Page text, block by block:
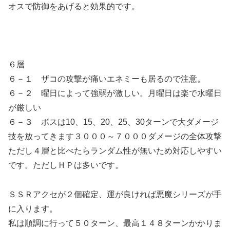
オスで防御をあげると効果的です。
６層
６－１ ザコの攻撃が痛いエネミーも居るので注意。
６－２ 曜日によって強弱が激しい。月曜日は楽で水曜日
が厳しい
６－３ ボスは10、15、20、25、30ターンで大ダメージ
技を放ってきます３０００～７０００ダメージの全体攻撃
ただし４層と比べたらランダム性が無いため対応しやすい
です。ただしＨＰは多いです。
ＳＳＲアクセが２個確定、運が良ければ悪魔シリーズが手
に入ります。
私は順調に行って５０ターン、最高１４８ターンかかりま